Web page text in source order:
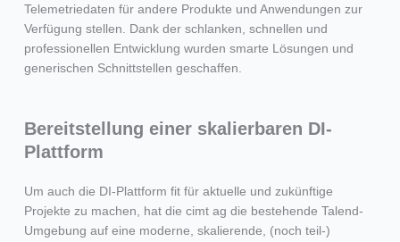
Telemetriedaten für andere Produkte und Anwendungen zur
Verfügung stellen. Dank der schlanken, schnellen und
professionellen Entwicklung wurden smarte Lösungen und
generischen Schnittstellen geschaffen.
Bereitstellung einer skalierbaren DI-
Plattform
Um auch die DI-Plattform fit für aktuelle und zukünftige
Projekte zu machen, hat die cimt ag die bestehende Talend-
Umgebung auf eine moderne, skalierende, (noch teil-)